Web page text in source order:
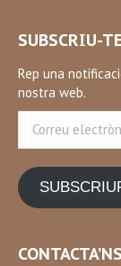
SUBSCRIU-
Rep una
nostra web.
electrònic
CONTACTA’NS